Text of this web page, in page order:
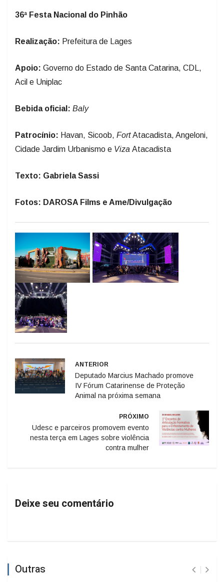
36ª Festa Nacional do Pinhão
Realização: Prefeitura de Lages
Apoio: Governo do Estado de Santa Catarina, CDL,
Acil e Uniplac
Bebida oficial: Baly
Patrocínio: Havan, Sicoob, FortAtacadista, Angeloni,
Cidade Jardim Urbanismo e Viza Atacadista
Texto: Gabriela Sassi
Fotos: DAROSA Films e Ame/Divulgação
ANTERIOR
Deputado Marcius Machado promove
IV Fórum Catarinense de Proteção
Animal na próxima semana
PRÓXIMO
Udesc e parceiros promovem evento
nesta terça em Lages sobre violência
contra mulher
Deixe seu comentário
Outras